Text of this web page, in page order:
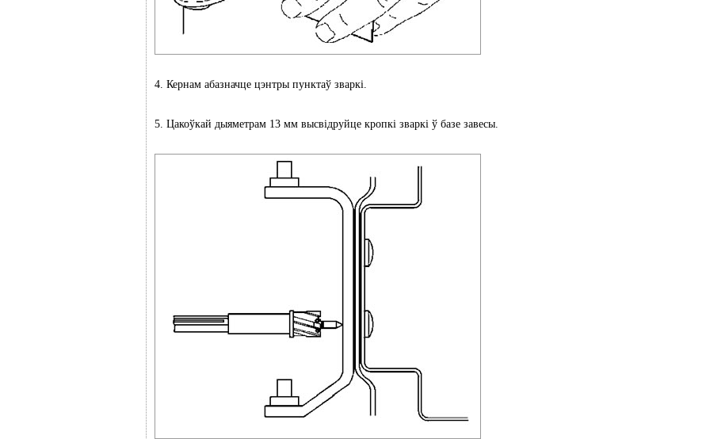
4. Кернам абазначце цэнтры пунктаў зваркі.
5. Цакоўкай дыяметрам 13 мм высвідруйце кропкі зваркі ў базе завесы.